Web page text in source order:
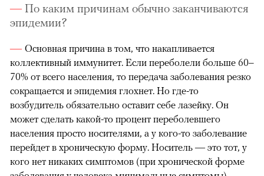
По каким причинам обычно заканчиваются
эпидемии?
Основная причина в том, что накапливается
коллективный иммунитет. Если переболели больше 60–
70% от всего населения, то передача заболевания резко
сокращается и эпидемия глохнет. Но где-то
возбудитель обязательно оставит себе лазейку. Он
может сделать какой-то процент переболевшего
населения просто носителями, а у кого-то заболевание
перейдет в хроническую форму. Носитель — это тот, у
кого нет никаких симптомов (при хронической форме